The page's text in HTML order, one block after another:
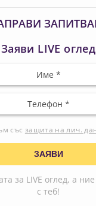
Заяви LIVE оглед
със защита на лич.
за LIVE оглед, а
с теб!